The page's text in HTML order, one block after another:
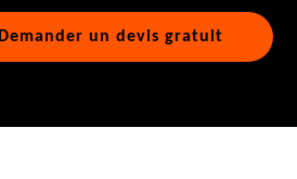
Demander un devis gratuit